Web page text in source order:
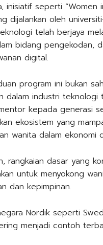
inisiatif seperti “Women
dijalankan oleh
telah berjaya
bidang pengekodan,
digital.
program ini bukan
dalam industri teknologi
kepada generasi
ekosistem yang
wanita dalam ekonomi
rangkaian dasar yang
untuk menyokong
dan kepimpinan.
Nordik seperti
menjadi contoh